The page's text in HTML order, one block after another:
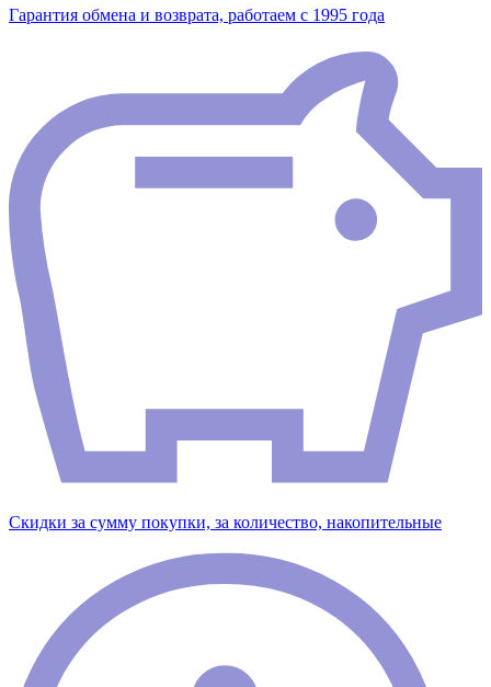
Гарантия обмена и возврата, работаем с 1995 года
Скидки за сумму покупки, за количество, накопительные